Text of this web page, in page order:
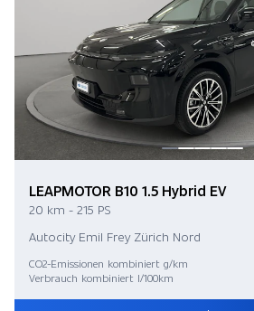
LEAPMOTOR B10 1.5 Hybrid EV
20 km - 215 PS
Autocity Emil Frey Zürich Nord
CO2-Emissionen kombiniert g/km
Verbrauch kombiniert l/100km